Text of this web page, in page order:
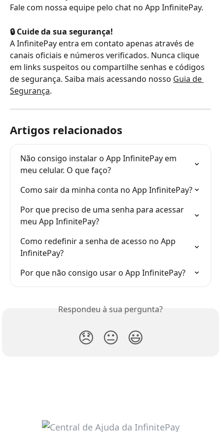
Fale com nossa equipe pelo chat no App InfinitePay.
🔒 Cuide da sua segurança!
A InfinitePay entra em contato apenas através de
canais oficiais e números verificados. Nunca clique
em links suspeitos ou compartilhe senhas e códigos
de segurança. Saiba mais acessando nosso Guia de
Segurança.
Artigos relacionados
Não consigo instalar o App InfinitePay em
meu celular. O que faço?
Como sair da minha conta no App InfinitePay?
Por que preciso de uma senha para acessar
meu App InfinitePay?
Como redefinir a senha de acesso no App
InfinitePay?
Por que não consigo usar o App InfinitePay?
Respondeu à sua pergunta?
😞 😐 😃